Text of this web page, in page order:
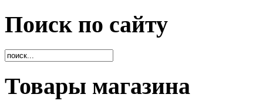
Поиск по сайту
Товары магазина